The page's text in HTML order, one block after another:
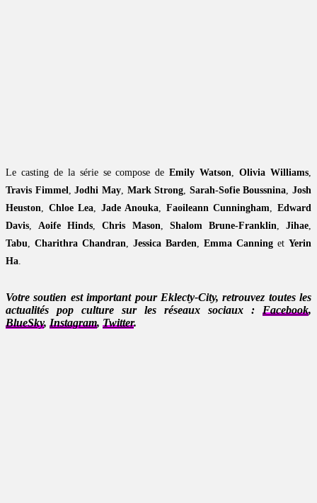
Le casting de la série se compose deEmily Watson,Olivia Williams,
Travis Fimmel,Jodhi May, Mark Strong, Sarah-Sofie Boussnina, Josh
Heuston, Chloe Lea, Jade Anouka, Faoileann Cunningham,Edward
Davis,Aoife Hinds,Chris Mason, Shalom Brune-Franklin,Jihae,
Tabu, Charithra Chandran, Jessica Barden, Emma Canning et Yerin
Ha.
Votre soutien est important pour Eklecty-City, retrouvez toutes les
actualités pop culture sur les réseaux sociaux : Facebook,
BlueSky, Instagram, Twitter.